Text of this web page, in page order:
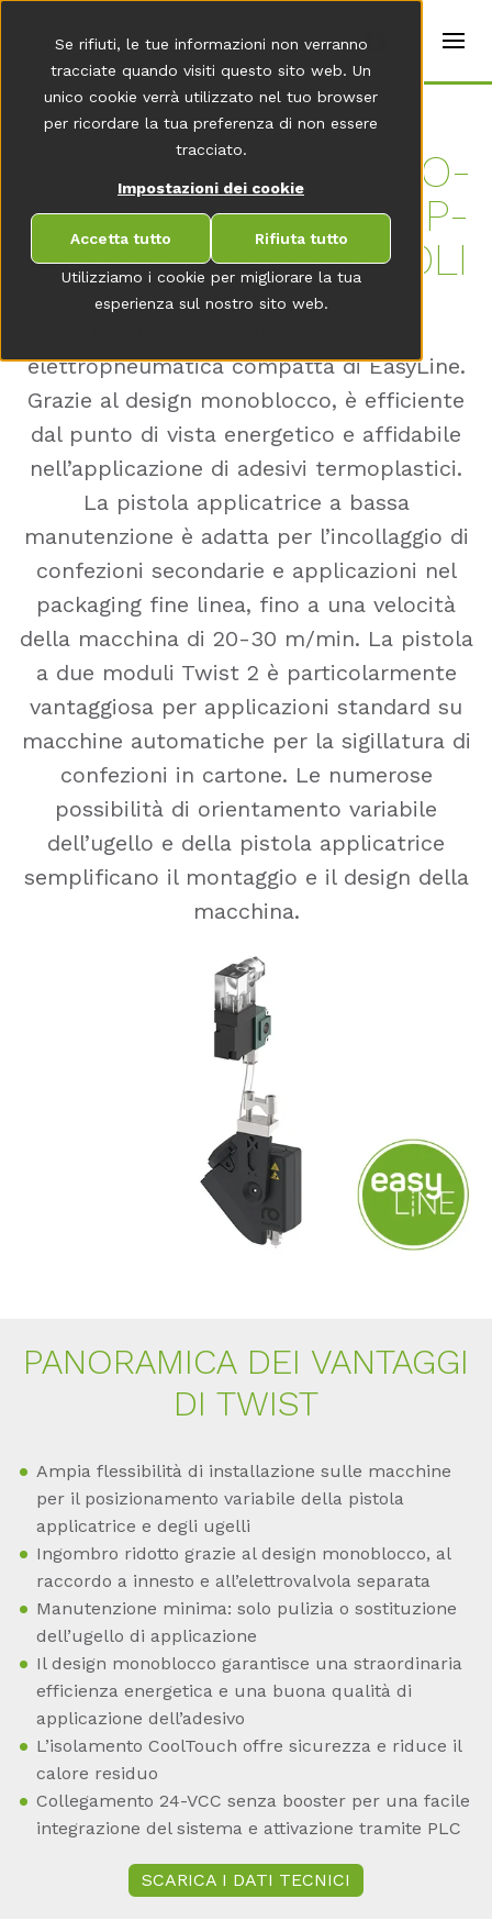
Utilizziamo i cookie per migliorare la tua
esperienza sul nostro sito web.
Se rifiuti, le tue informazioni non verranno
tracciate quando visiti questo sito web. Un
unico cookie verrà utilizzato nel tuo browser
per ricordare la tua preferenza di non essere
tracciato.
Impostazioni dei cookie
Accetta tutto Rifiuta tutto
t
r
s
E
n
Home
TWIST: PRA­TI­CA PIS­TO­
LA PER SEM­PLI­CI AP­P­
LI­CA­ZIO­NI IN COR­DO­LI
elettropneumatica compatta di EasyLine.
Grazie al design monoblocco, è efficiente
dal punto di vista energetico e affidabile
nell’applicazione di adesivi termoplastici.
La pistola applicatrice a bassa
manutenzione è adatta per l’incollaggio di
confezioni secondarie e applicazioni nel
packaging fine linea, fino a una velocità
della macchina di 20-30 m/min. La pistola
a due moduli Twist 2 è particolarmente
vantaggiosa per applicazioni standard su
macchine automatiche per la sigillatura di
confezioni in cartone. Le numerose
possibilità di orientamento variabile
dell’ugello e della pistola applicatrice
semplificano il montaggio e il design della
macchina.
PAN­O­RA­MI­CA DEI VAN­TAG­GI
DI TWIST
Ampia flessibilità di installazione sulle macchine
per il posizionamento variabile della pistola
applicatrice e degli ugelli
Ingombro ridotto grazie al design monoblocco, al
raccordo a innesto e all’elettrovalvola separata
Manutenzione minima: solo pulizia o sostituzione
dell’ugello di applicazione
Il design monoblocco garantisce una straordinaria
efficienza energetica e una buona qualità di
applicazione dell’adesivo
L’isolamento CoolTouch offre sicurezza e riduce il
calore residuo
Collegamento 24-VCC senza booster per una facile
integrazione del sistema e attivazione tramite PLC
SCARICA I DATI TECNICI